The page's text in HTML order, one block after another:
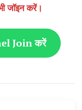
जॉइन करें।
Join करें